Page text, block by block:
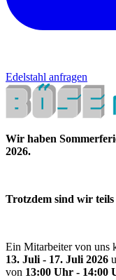
Edelstahl anfragen
Wir haben
2026.
Trotzdem sind wir
Ein Mitarbeiter von uns
13. Juli - 17. Juli 2026
von 13:00 Uhr - 14:00